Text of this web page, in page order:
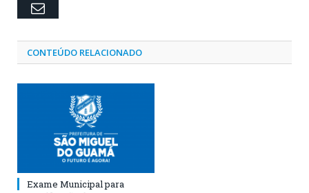
Email
CONTEÚDO RELACIONADO
Exame Municipal para